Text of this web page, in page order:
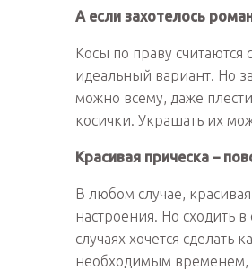
А если захотелось
Косы по праву
идеальный вариант. Но
можно всему, даже
косички. Украшать их
Красивая прическа –
В любом случае,
настроения. Но сходить
случаях хочется
необходимым временем,